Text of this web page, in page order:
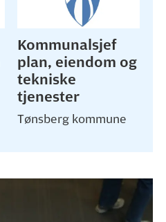
Kommunalsjef
plan, eiendom og
tekniske
tjenester
Tønsberg kommune